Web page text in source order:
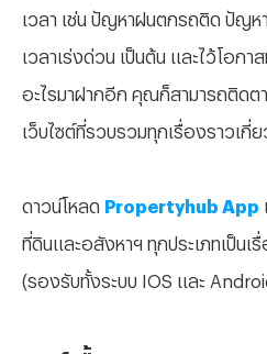
เวลา เช่น ปัญหาฝนตกรถติด ปัญห
เวลาเร่งด่วน เป็นต้น และไว้โอกา
อะไรมาฝากอีก คุณก็สามารถติดต
เว็บไซต์ที่รวบรวมทุกเรื่องราวเกี่
ดาวน์โหลด Propertyhub App
ที่ดินและอสังหาฯ ทุกประเภทเป็นเ
(รองรับทั้งระบบ IOS และ